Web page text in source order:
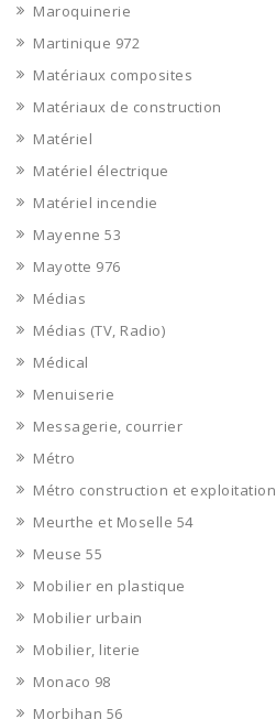
Maroquinerie
Martinique 972
Matériaux composites
Matériaux de construction
Matériel
Matériel électrique
Matériel incendie
Mayenne 53
Mayotte 976
Médias
Médias (TV, Radio)
Médical
Menuiserie
Messagerie, courrier
Métro
Métro construction et exploitation
Meurthe et Moselle 54
Meuse 55
Mobilier en plastique
Mobilier urbain
Mobilier, literie
Monaco 98
Morbihan 56